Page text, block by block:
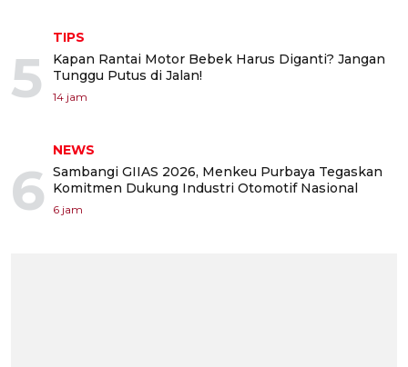
5
TIPS
Kapan Rantai Motor Bebek Harus Diganti? Jangan
Tunggu Putus di Jalan!
14 jam
6
NEWS
Sambangi GIIAS 2026, Menkeu Purbaya Tegaskan
Komitmen Dukung Industri Otomotif Nasional
6 jam